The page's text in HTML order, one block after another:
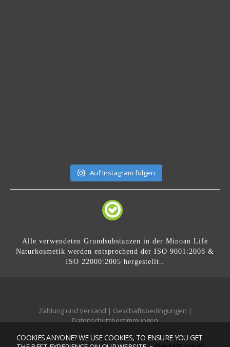
COOKIES ANYONE? WE USE COOKIES, TO ENSURE YOU GET
Auf Instagram folgen
Alle verwendeten Grundsubstanzen in der Minoan Life
Naturkosmetik werden entsprechend der ISO 9001:2008 &
ISO 22000:2005 hergestellt..
Zahlung und Versand | Geschäftsbedingungen |
Datenschutzbestimmungen
Mobile version:Enabled